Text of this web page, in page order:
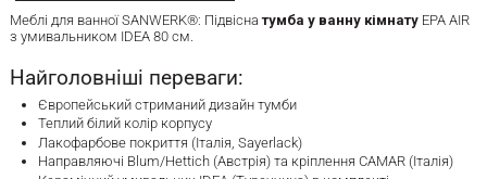
Меблі для ванної SANWERK®: Підвіснатумба у ванну кімнатуЕРА AIR
з умивальником IDEA 80 см.
Найголовніші переваги:
Європейський стриманий дизайн тумби
Теплий білий колір корпусу
Лакофарбове покриття (Італія, Sayerlack)
Направляючі Blum/Hettich (Австрія) та кріплення CAMAR (Італія)